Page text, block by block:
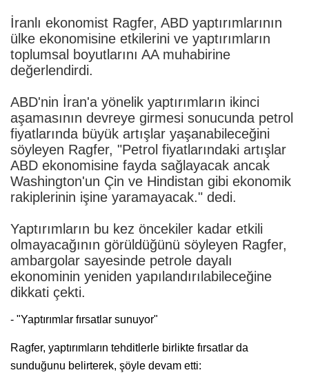
İranlı ekonomist Ragfer, ABD yaptırımlarının
ülke ekonomisine etkilerini ve yaptırımların
toplumsal boyutlarını AA muhabirine
değerlendirdi.
ABD'nin İran'a yönelik yaptırımların ikinci
aşamasının devreye girmesi sonucunda petrol
fiyatlarında büyük artışlar yaşanabileceğini
söyleyen Ragfer, "Petrol fiyatlarındaki artışlar
ABD ekonomisine fayda sağlayacak ancak
Washington'un Çin ve Hindistan gibi ekonomik
rakiplerinin işine yaramayacak." dedi.
Yaptırımların bu kez öncekiler kadar etkili
olmayacağının görüldüğünü söyleyen Ragfer,
ambargolar sayesinde petrole dayalı
ekonominin yeniden yapılandırılabileceğine
dikkati çekti.
- "Yaptırımlar fırsatlar sunuyor"
Ragfer, yaptırımların tehditlerle birlikte fırsatlar da
sunduğunu belirterek, şöyle devam etti: